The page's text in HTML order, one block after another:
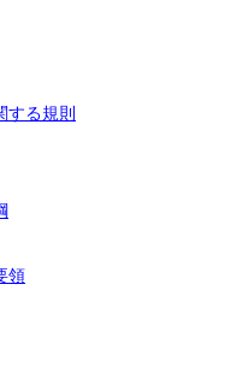
する規則
領